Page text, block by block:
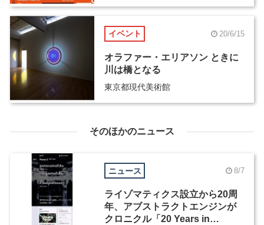
イベント 20/6/15
オラファー・エリアソン ときに
川は橋となる
東京都現代美術館
そのほかのニュース
ニュース 8/7
ライゾマティクス設立から20周
年、アブストラクトエンジンが
クロニクル「20 Years in